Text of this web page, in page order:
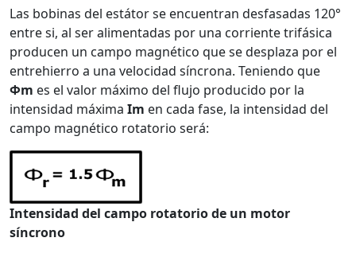
Las bobinas del estátor se encuentran desfasadas 120°
entre si, al ser alimentadas por una corriente trifásica
producen un campo magnético que se desplaza por el
entrehierro a una velocidad síncrona. Teniendo que
Φm es el valor máximo del flujo producido por la
intensidad máxima Im en cada fase, la intensidad del
campo magnético rotatorio será:
Intensidad del campo rotatorio de un motor
síncrono